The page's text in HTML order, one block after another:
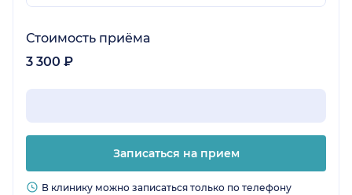
Стоимость приёма
3 300 ₽
Записаться на прием
В клинику можно записаться только по телефону